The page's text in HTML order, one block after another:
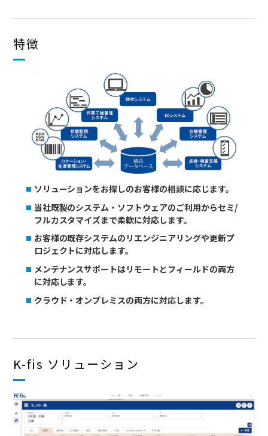
特徴
ソリューションをお探しのお客様の相談に応じます。
当社既製のシステム・ソフトウェアのご利用からセミ/
フルカスタマイズまで柔軟に対応します。
お客様の既存システムのリエンジニアリングや更新プ
ロジェクトに対応します。
メンテナンスサポートはリモートとフィールドの両方
に対応します。
クラウド・オンプレミスの両方に対応します。
K-fis ソリューション